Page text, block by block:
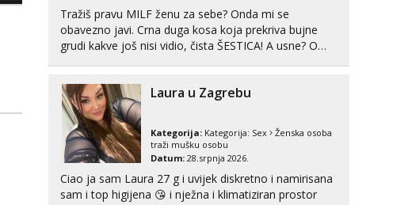
Maja
Razgovaram :)
tel:0,93€ - mob:1,12€ min
Obavijesti me kada se oslobodi
Snježana
Čekam tvoj poziv!
tel:0,93€ - mob:1,12€ min
Tražiš pravu MILF ženu za sebe? Onda mi se
obavezno javi. Crna duga kosa koja prekriva bujne
grudi kakve još nisi vidio, čista ŠESTICA! A usne? O
nisi vidio. Uvijek sam spremna za ONLOINE zabavu...
Laura u Zagrebu
Kategorija: Kategorija: Sex
Ženska osoba
traži mušku osobu
Datum: 28.srpnja 2026.
Ciao ja sam Laura 27 g i uvijek diskretno i namirisana
sam i top higijena 😘 i nježna i klimatiziran prostor